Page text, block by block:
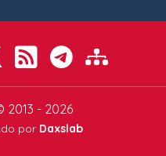
2013 - 2026
por Daxslab